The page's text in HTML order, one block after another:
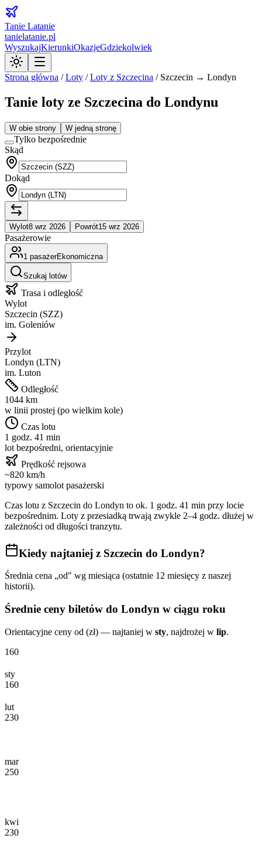
Tanie Latanie
tanielatanie.pl
WyszukajKierunkiOkazjeGdziekolwiek
Strona główna /Loty /Loty z Szczecina / Szczecin → Londyn
Tanie loty ze Szczecina do Londynu
W obie strony W jedną stronę
Tylko bezpośrednie
Skąd
Dokąd
Wylot8 wrz 2026 Powrót15 wrz 2026
Pasażerowie
1 pasażerEkonomiczna
Szukaj lotów
Trasa i odległość
Wylot
Szczecin (SZZ)
im. Goleniów
Przylot
Londyn (LTN)
im. Luton
Odległość
1044 km
w linii prostej (po wielkim kole)
Czas lotu
1 godz. 41 min
lot bezpośredni, orientacyjnie
Prędkość rejsowa
~820 km/h
typowy samolot pasażerski
Czas lotu z Szczecin do Londyn to ok. 1 godz. 41 min przy locie
bezpośrednim. Loty z przesiadką trwają zwykle 2–4 godz. dłużej w
zależności od długości tranzytu.
Kiedy najtaniej z Szczecin do Londyn?
Średnia cena „od" wg miesiąca (ostatnie 12 miesięcy z naszej
historii).
Średnie ceny biletów do Londyn w ciągu roku
Orientacyjne ceny od (zł) — najtaniej w sty, najdrożej w lip.
160
sty
160
lut
230
mar
250
kwi
230